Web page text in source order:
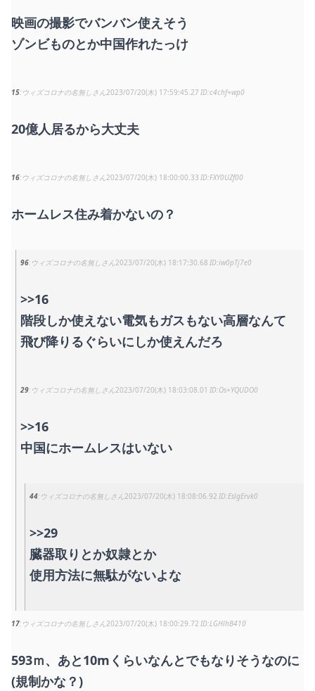
映画の撮影でバンバン使えそう
ゾンビものとか中国作れたっけ
15 ウィズコロナの名無しさん2023/07/20(木) 17:59:45.27 c4chf+wp0
20億人居るから大丈夫
16 ウィズコロナの名無しさん2023/07/20(木) 18:00:00.33 FXY0UZf00
ホームレス住み着かないの？
96 ウィズコロナの名無しさん2023/07/20(木) 18:17:30.68 iw0pTj7e0
>>16
階段しか使えない電気もガスもない高層なんて
飛び降りるぐらいにしか使えんだろ
29 ウィズコロナの名無しさん2023/07/20(木) 18:03:08.01 Os+YQUDO0
>>16
中国にホームレスはいない
44 ウィズコロナの名無しさん2023/07/20(木) 18:08:06.92 EslgErvk0
>>29
臓器取りとか奴隷とか
使用方法に無駄がないよな
17 ウィズコロナの名無しさん2023/07/20(木) 18:00:29.72 LGHlhB410
593ｍ、あと10mくらいなんとでもなりそうなのに
(規制かな？)